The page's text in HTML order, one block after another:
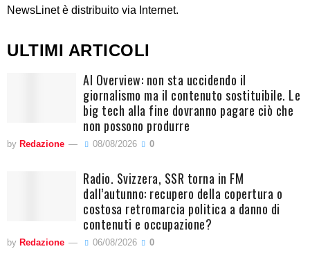
NewsLinet è distribuito via Internet.
ULTIMI ARTICOLI
AI Overview: non sta uccidendo il
giornalismo ma il contenuto sostituibile. Le
big tech alla fine dovranno pagare ciò che
non possono produrre
by Redazione 08/08/2026 0
Radio. Svizzera, SSR torna in FM
dall’autunno: recupero della copertura o
costosa retromarcia politica a danno di
contenuti e occupazione?
by Redazione 06/08/2026 0